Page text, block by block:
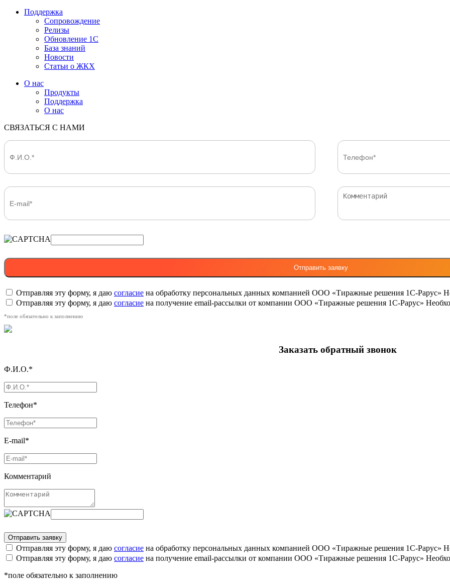
Поддержка
Сопровождение
Релизы
Обновление 1С
База знаний
Новости
Статьи о ЖКХ
О нас
Продукты
Поддержка
О нас
СВЯЗАТЬСЯ С НАМИ
Отправляя эту форму, я даю согласие на обработку персональных данных компанией ООО «Тиражные решения 1С-Рарус»
Отправляя эту форму, я даю согласие на получение email-рассылки от компании ООО «Тиражные решения 1С-Рарус»
*поле обязательно к заполнению
Заказать обратный звонок
Ф.И.О.*
Телефон*
E-mail*
Комментарий
Отправляя эту форму, я даю согласие на обработку персональных данных компанией ООО «Тиражные решения 1С-Рарус»
Отправляя эту форму, я даю согласие на получение email-рассылки от компании ООО «Тиражные решения 1С-Рарус»
*поле обязательно к заполнению